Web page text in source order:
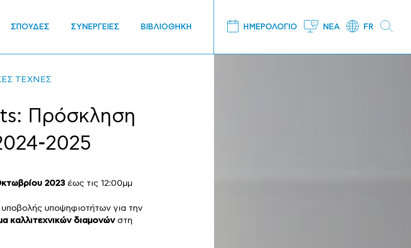
ΣΠΟΥΔΕΣ ΣΥΝΕΡΓΕΙΕΣ ΒΙΒΛΙΟΘΗΚΗ ΗΜΕΡΟΛΟΓΙΟ ΝΕΑ FR
ΤΕΧΝΕΣ
Πρόσκληση
2025
2023 έως τις 12:00μμ
υποβολής υποψηφιοτήτων για την
καλλιτεχνικών διαμονώνστη